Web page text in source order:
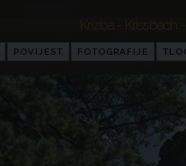
Krizba - Krissbach -
POVIJEST FOTOGRAFIJE